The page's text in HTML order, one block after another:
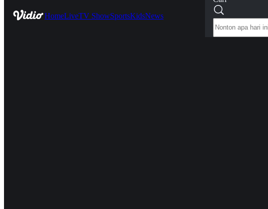
HomeLiveTV ShowSportsKidsNews